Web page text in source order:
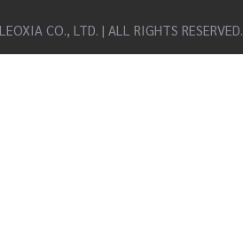
CO., LTD. | ALL RIGHTS RESERVED.